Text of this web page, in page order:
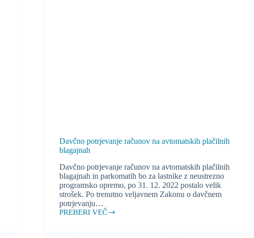
Davčno potrjevanje računov na avtomatskih plačilnih
blagajnah
Davčno potrjevanje računov na avtomatskih plačilnih
blagajnah in parkomatih bo za lastnike z neustrezno
programsko opremo, po 31. 12. 2022 postalo velik
strošek. Po trenutno veljavnem Zakonu o davčnem
potrjevanju…
PREBERI VEČ
Davčno